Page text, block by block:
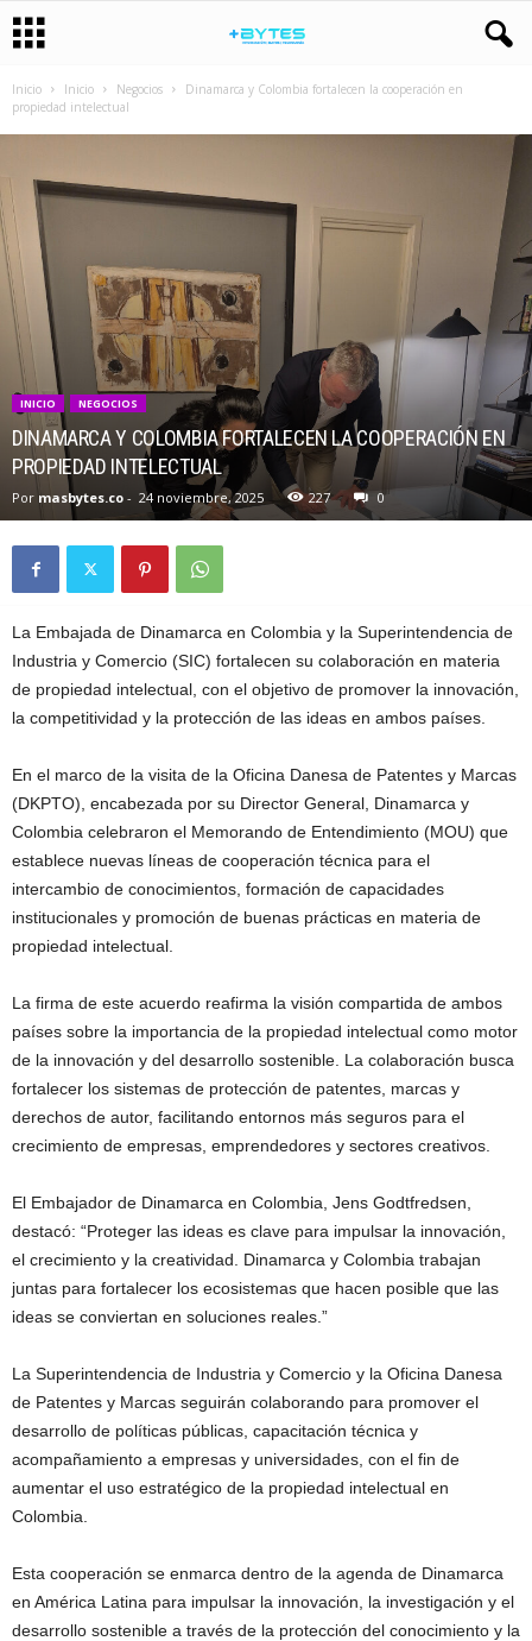
Inicio Inicio Negocios
Dinamarca y Colombia fortalecen la cooperación en
propiedad intelectual
INICIO NEGOCIOS
DINAMARCA Y COLOMBIA FORTALECEN LA COOPERACIÓN EN
PROPIEDAD INTELECTUAL
Por masbytes.co - 24 noviembre, 2025 227 0
La Embajada de Dinamarca en Colombia y la Superintendencia de
Industria y Comercio (SIC) fortalecen su colaboración en materia
de propiedad intelectual, con el objetivo de promover la innovación,
la competitividad y la protección de las ideas en ambos países.
En el marco de la visita de la Oficina Danesa de Patentes y Marcas
(DKPTO), encabezada por su Director General, Dinamarca y
Colombia celebraron el Memorando de Entendimiento (MOU) que
establece nuevas líneas de cooperación técnica para el
intercambio de conocimientos, formación de capacidades
institucionales y promoción de buenas prácticas en materia de
propiedad intelectual.
La firma de este acuerdo reafirma la visión compartida de ambos
países sobre la importancia de la propiedad intelectual como motor
de la innovación y del desarrollo sostenible. La colaboración busca
fortalecer los sistemas de protección de patentes, marcas y
derechos de autor, facilitando entornos más seguros para el
crecimiento de empresas, emprendedores y sectores creativos.
El Embajador de Dinamarca en Colombia, Jens Godtfredsen,
destacó: “Proteger las ideas es clave para impulsar la innovación,
el crecimiento y la creatividad. Dinamarca y Colombia trabajan
juntas para fortalecer los ecosistemas que hacen posible que las
ideas se conviertan en soluciones reales.”
La Superintendencia de Industria y Comercio y la Oficina Danesa
de Patentes y Marcas seguirán colaborando para promover el
desarrollo de políticas públicas, capacitación técnica y
acompañamiento a empresas y universidades, con el fin de
aumentar el uso estratégico de la propiedad intelectual en
Colombia.
Esta cooperación se enmarca dentro de la agenda de Dinamarca
en América Latina para impulsar la innovación, la investigación y el
desarrollo sostenible a través de la protección del conocimiento y la